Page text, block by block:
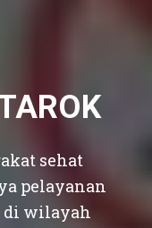
sehat
pelayanan
di wilayah